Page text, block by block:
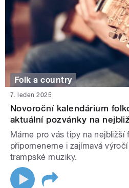
Folk a country
7. leden 2025
Novoroční kalendárium
aktuální pozvánky na
Máme pro vás tipy na nejbližší
připomeneme i zajímavá
trampské muziky.